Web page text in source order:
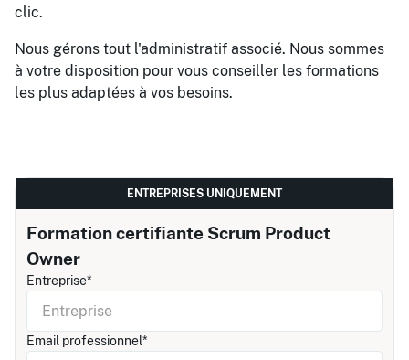
clic.
Nous gérons tout l'administratif associé. Nous sommes
à votre disposition pour vous conseiller les formations
les plus adaptées à vos besoins.
ENTREPRISES UNIQUEMENT
Formation certifiante Scrum Product
Owner
Entreprise*
Email professionnel*